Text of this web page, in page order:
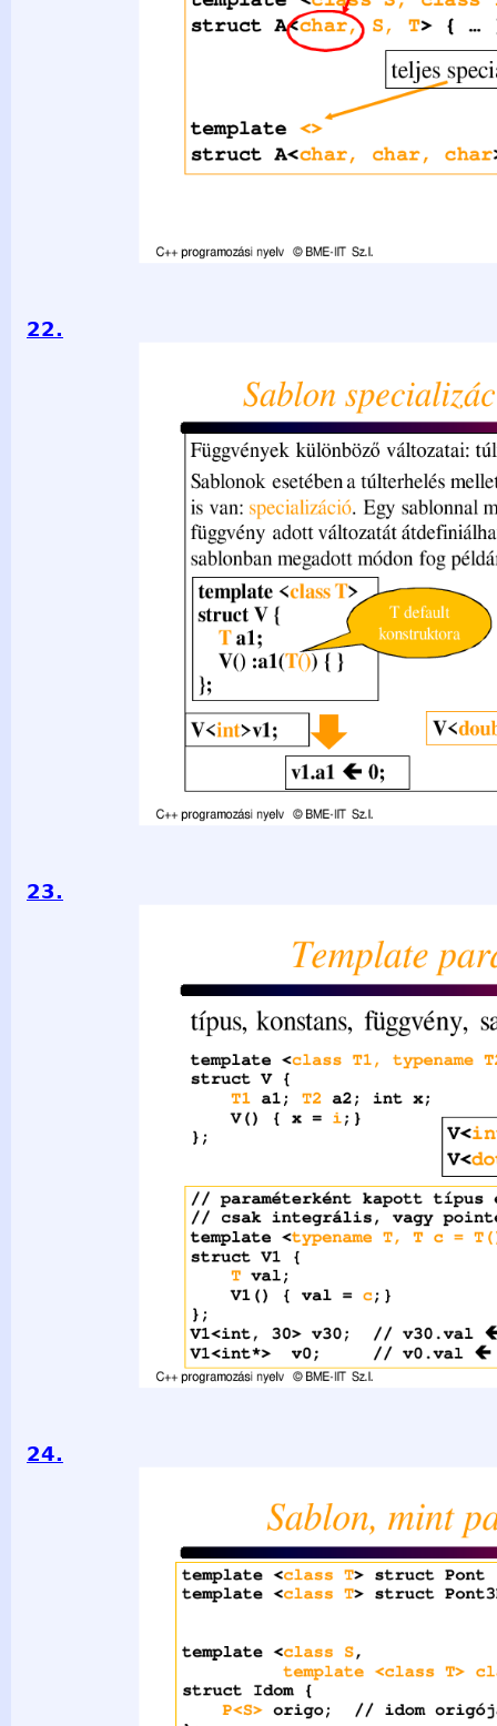
22.
sablonnal megadott osztály, vagy függvény adott
a sablonban megadott módon fog példányosodni.
V { konstruktora T a1; V() :a1(T()) { } }; template &lt;&gt;
a1; V() :a1(3.14) { } }; V&lt;double&gt;v2; V&lt;int&gt;v1;
nyelv © BME-IIT Sz.I. v2.a1 3.14; 2021.03.29. - 22 -
23.
T2, int i = 0&gt; struct V { default T1 a1; T2 a2; int x; V() {
}; V&lt;double, int&gt; v2; // paraméterként kapott típus és
integrális, vagy pointer típus lehet template &lt;typename
val; V1() { val = c;} }; 30; V1&lt;int, 30&gt; v30; // v30.val
NULL; C++ programozási nyelv © BME-IIT Sz.I. 2021.03.29.
24.
T&gt; struct Pont3D { T x, y, z; }; template &lt;class S,
Pont &gt; struct Idom { P&lt;S&gt; origo; // idom origója };
sikidom1.origo; Idom&lt;double&gt; sikidom2;
test; test.origo; C++ programozási nyelv © BME-IIT Sz.I.
Pont&lt;double&gt; Pont3D&lt;int&gt; 2021.03.29. - 24 -